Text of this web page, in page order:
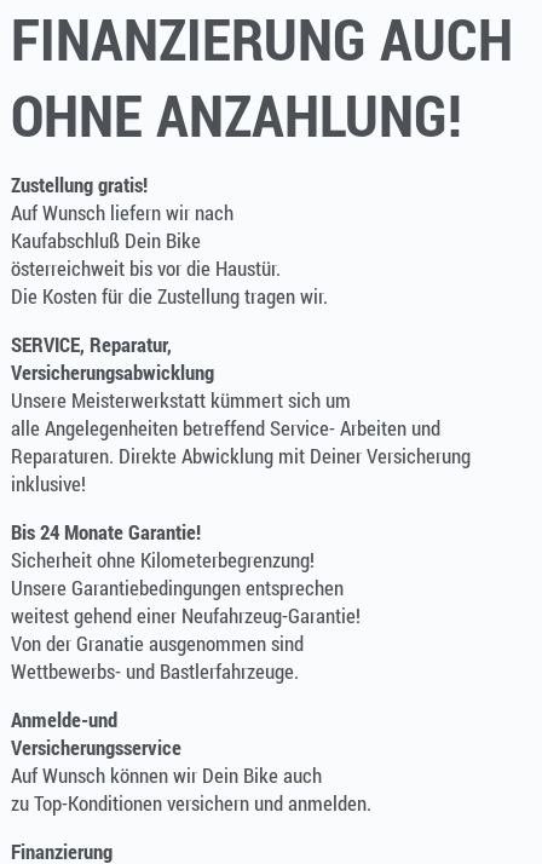
FINANZIERUNG AUCH
OHNE ANZAHLUNG!
Zustellung gratis!
Auf Wunsch liefern wir nach
Kaufabschluß Dein Bike
österreichweit bis vor die Haustür.
Die Kosten für die Zustellung tragen wir.
SERVICE, Reparatur,
Versicherungsabwicklung
Unsere Meisterwerkstatt kümmert sich um
alle Angelegenheiten betreffend Service- Arbeiten und
Reparaturen. Direkte Abwicklung mit Deiner Versicherung
inklusive!
Bis 24 Monate Garantie!
Sicherheit ohne Kilometerbegrenzung!
Unsere Garantiebedingungen entsprechen
weitest gehend einer Neufahrzeug-Garantie!
Von der Granatie ausgenommen sind
Wettbewerbs- und Bastlerfahrzeuge.
Anmelde-und
Versicherungsservice
Auf Wunsch können wir Dein Bike auch
zu Top-Konditionen versichern und anmelden.
Finanzierung